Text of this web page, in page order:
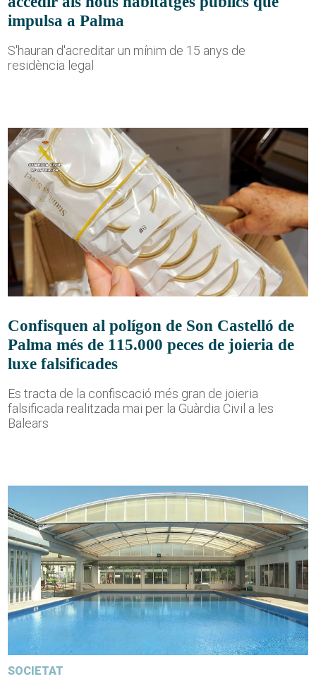
impulsa a Palma
S'hauran d'acreditar un mínim de 15 anys de
residència legal
Confisquen al polígon de Son Castelló de
Palma més de 115.000 peces de joieria de
luxe falsificades
Es tracta de la confiscació més gran de joieria
falsificada realitzada mai per la Guàrdia Civil a les
Balears
SOCIETAT